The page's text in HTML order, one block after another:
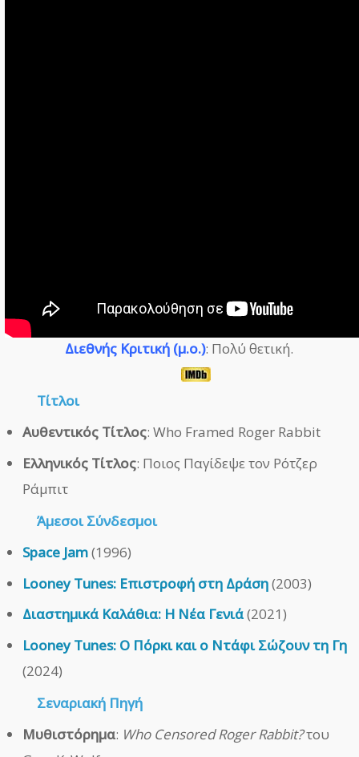
Διεθνής Κριτική (μ.ο.): Πολύ θετική.
Τίτλοι
Αυθεντικός Τίτλος: Who Framed Roger Rabbit
Ελληνικός Τίτλος: Ποιος Παγίδεψε τον Ρότζερ
Ράμπιτ
ΆμεσοιΣύνδεσμοι
Space Jam(1996)
Looney Tunes: Επιστροφή στη Δράση(2003)
Διαστημικά Καλάθια: Η Νέα Γενιά(2021)
Looney Tunes: Ο Πόρκι και ο Ντάφι Σώζουν τη Γη
(2024)
Σεναριακή Πηγή
Μυθιστόρημα: Who Censored Roger Rabbit?του